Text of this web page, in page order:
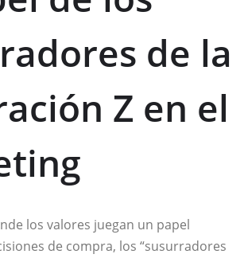
de la
Z en el
los valores juegan un papel
de compra, los “susurradores